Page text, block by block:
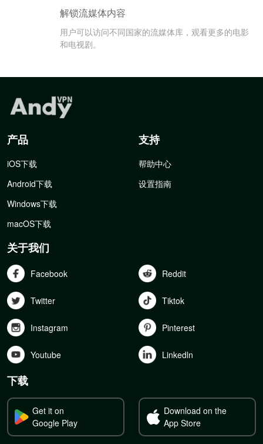
解锁流媒体内容
用户可以访问不同国家的流媒体库，观看更多的电影
和电视剧。
产品
iOS下载
Android下载
Windows下载
macOS下载
支持
帮助中心
设置指南
关于我们
Facebook Reddit
Twitter Tiktok
Instagram Pinterest
Youtube Linkedln
下载
Get it on
Google Play
Download on the
App Store